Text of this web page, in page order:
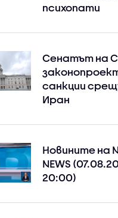
психопати
Сенатът на
санкции
Иран
Новините на
NEWS
20:00)